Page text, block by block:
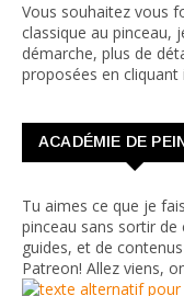
Vous souhaitez vous
classique au pinceau,
démarche, plus de
proposées en cliquant
ACADÉMIE DE
Tu aimes ce que je
pinceau sans sortir de
guides, et de
Patreon! Allez viens,